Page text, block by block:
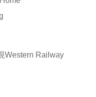
Western Railway